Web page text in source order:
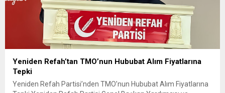
Yeniden Refah’tan TMO’nun Hububat Alım Fiyatlarına
Tepki
Yeniden Refah Partisi’nden TMO’nun Hububat Alım Fiyatlarına